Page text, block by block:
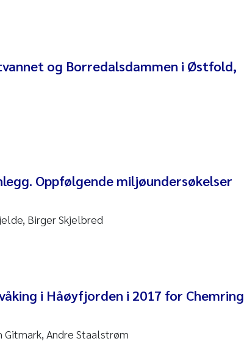
Fürst
Ocampo
og Borredalsdammen i Østfold,
Oppfølgende miljøundersøkelser
Birger Skjelbred
i Håøyfjorden i 2017 for Chemring
Gitmark, Andre Staalstrøm